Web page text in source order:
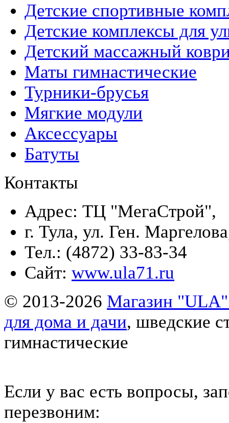
Детские спортивные
Детские комплексы для
Детский массажный
Маты гимнастические
Турники-брусья
Мягкие модули
Аксессуары
Батуты
Контакты
Адрес: ТЦ "МегаСтрой",
г. Тула, ул. Ген.
Тел.: (4872) 33-83-34
Сайт: www.ula71.ru
© 2013-2026 Магазин "ULA"
для дома и дачи, шведские
гимнастические
Eсли у вас есть вопросы,
перезвоним: